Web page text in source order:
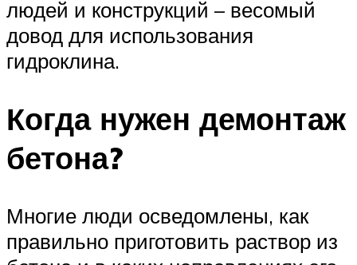
людей и конструкций – весомый
довод для использования
гидроклина.
Когда нужен демонтаж
бетона?
Многие люди осведомлены, как
правильно приготовить раствор из